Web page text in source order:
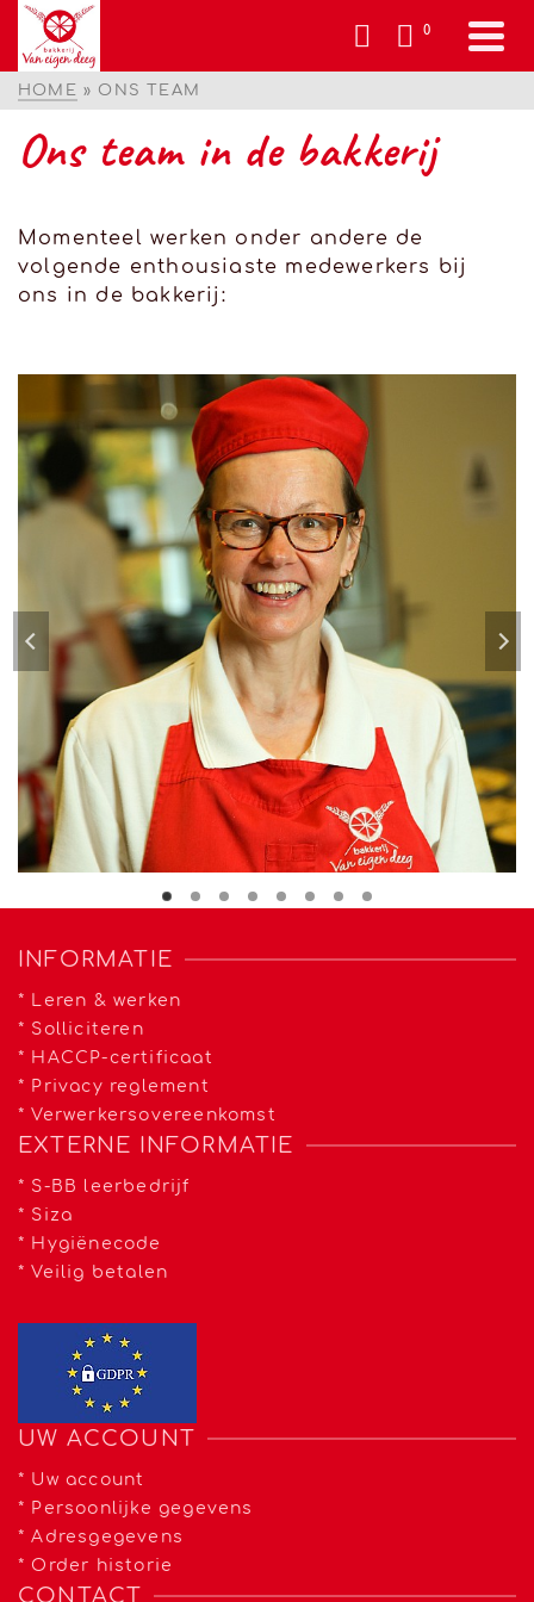
0
HOME » ONS TEAM
Ons team in de bakkerij
Momenteel werken onder andere de
volgende enthousiaste medewerkers bij
ons in de bakkerij:
INFORMATIE
* Leren & werken
* Solliciteren
* HACCP-certificaat
* Privacy reglement
*Verwerkersovereenkomst
EXTERNE INFORMATIE
* S-BB leerbedrijf
* Siza
* Hygiënecode
*Veilig betalen
UW ACCOUNT
* Uw account
* Persoonlijke gegevens
*Adresgegevens
* Order historie
CONTACT